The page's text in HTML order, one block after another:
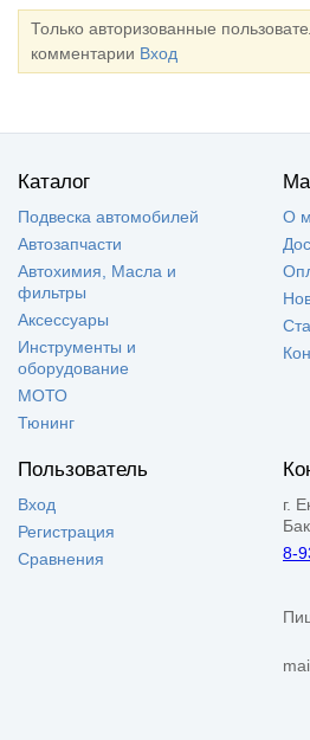
Только авторизованные
комментарии Вход
Каталог
Подвеска автомобилей
Автозапчасти
Автохимия, Масла и
фильтры
Аксессуары
Инструменты и
оборудование
МОТО
Тюнинг
О
Пользователь
Вход
Регистрация
Сравнения
г.
8-